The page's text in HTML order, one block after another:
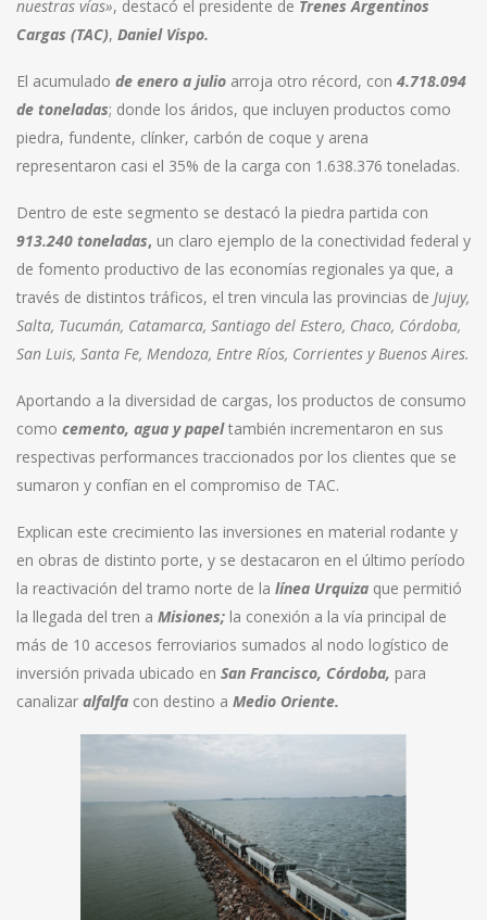
nuestras vías», destacó el presidente de Trenes Argentinos
Cargas (TAC), Daniel Vispo.
El acumulado de enero a julio arroja otro récord, con 4.718.094
de toneladas; donde los áridos, que incluyen productos como
piedra, fundente, clínker, carbón de coque y arena
representaron casi el 35% de la carga con 1.638.376 toneladas.
Dentro de este segmento se destacó la piedra partida con
913.240 toneladas, un claro ejemplo de la conectividad federal y
de fomento productivo de las economías regionales ya que, a
través de distintos tráficos, el tren vincula las provincias de Jujuy,
Salta, Tucumán, Catamarca, Santiago del Estero, Chaco, Córdoba,
San Luis, Santa Fe, Mendoza, Entre Ríos, Corrientes y Buenos Aires.
Aportando a la diversidad de cargas, los productos de consumo
como cemento, agua y papel también incrementaron en sus
respectivas performances traccionados por los clientes que se
sumaron y confían en el compromiso de TAC.
Explican este crecimiento las inversiones en material rodante y
en obras de distinto porte, y se destacaron en el último período
la reactivación del tramo norte de la línea Urquiza que permitió
la llegada del tren a Misiones; la conexión a la vía principal de
más de 10 accesos ferroviarios sumados al nodo logístico de
inversión privada ubicado en San Francisco, Córdoba, para
canalizar alfalfa con destino a Medio Oriente.